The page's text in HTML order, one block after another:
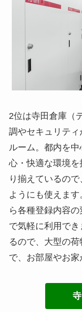
2位は寺田倉庫（
調やセキュリテ
ルーム。都内を
心・快適な環境
り揃えているの
ようにも使えま
ら各種登録内容
で気軽に利用で
るので、大型の
で、お部屋やお家